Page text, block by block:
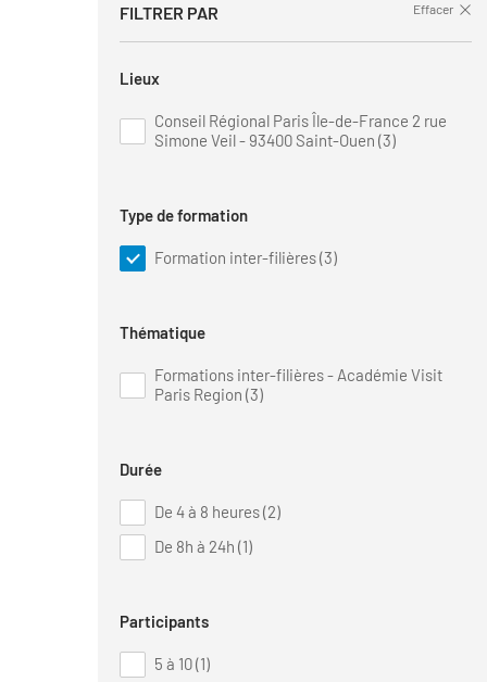
FILTRER PAR Effacer
Lieux
Conseil Régional Paris Île-de-France 2 rue
Simone Veil - 93400 Saint-Ouen (3)
Type de formation
Formation inter-filières (3)
Thématique
Formations inter-filières - Académie Visit
Paris Region (3)
Durée
De 4 à 8 heures (2)
De 8h à 24h (1)
Participants
5 à 10 (1)